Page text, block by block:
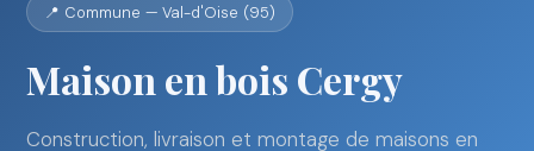
📍 Commune — Val-d'Oise (95)
Maison en bois Cergy
Construction, livraison et montage de maisons en